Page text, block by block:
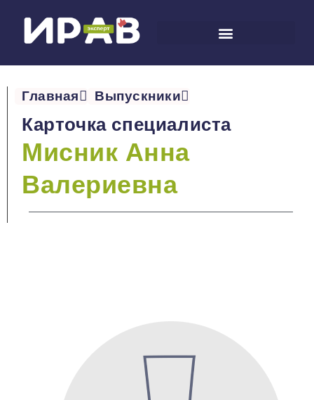
Главная Выпускники
Карточка специалиста
Мисник Анна
Валериевна